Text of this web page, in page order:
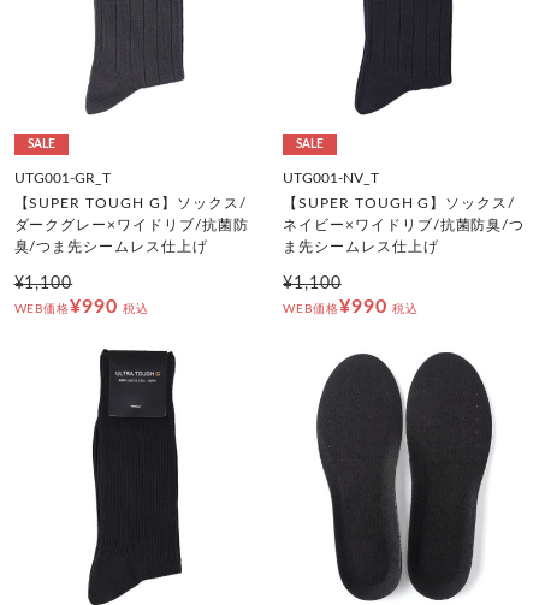
SALE
UTG001-GR_T
【SUPER TOUGH G】ソックス/
ダークグレー×ワイドリブ/抗菌防
臭/つま先シームレス仕上げ
¥1,100
WEB価格¥990 税込
SALE
UTG001-NV_T
【SUPER TOUGH G】ソックス/
ネイビー×ワイドリブ/抗菌防臭/つ
ま先シームレス仕上げ
¥1,100
WEB価格¥990 税込